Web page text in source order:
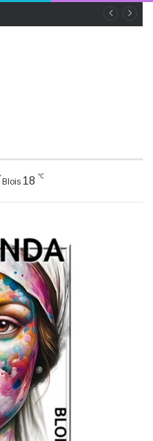
Blois 18 ℃